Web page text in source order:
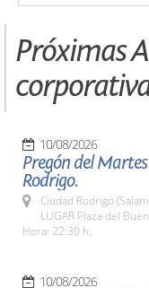
Próximas
10/08/2026
Pregón del
Rodrigo.
Ciudad Rodrigo
LUGAR Plaza del
Hora: 22:30 h.
10/08/2026